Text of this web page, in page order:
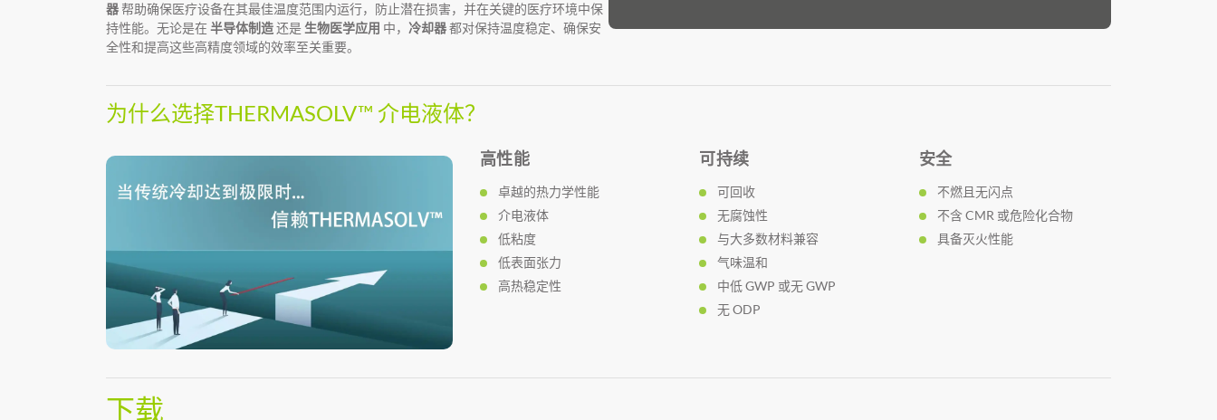
器帮助确保医疗设备在其最佳温度范围内运行，防止潜在损害，并在关键的医疗环境中保
持性能。无论是在 半导体制造还是生物医学应用 中， 冷却器都对保持温度稳定、确保安
全性和提高这些高精度领域的效率至关重要。
为什么选择THERMASOLV™ 介电液体？
高性能
卓越的热力学性能
介电液体
低粘度
低表面张力
高热稳定性
可持续
可回收
无腐蚀性
与大多数材料兼容
气味温和
中低 GWP 或无 GWP
无 ODP
安全
不燃且无闪点
不含 CMR 或危险化合物
具备灭火性能
下载